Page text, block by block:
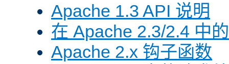
Apache 1.3 API 说明
在 Apache 2.3/2.4 中
Apache 2.x 钩子函数